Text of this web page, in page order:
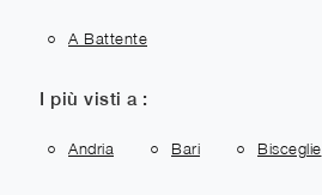
A Battente
I più visti a :
Andria Bari Bisceglie